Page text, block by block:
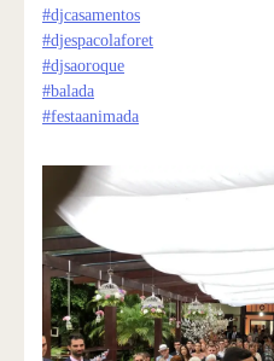
#djcasamentos
#djespacolaforet
#djsaoroque
#balada
#festaanimada